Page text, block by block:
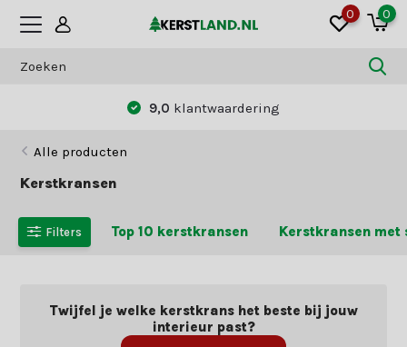
0 0
9,0 klantwaardering
Alle producten
Kerstkransen
Filters Top 10 kerstkransen Kerstkransen met
Twijfel je welke kerstkrans het beste bij jouw
interieur past?